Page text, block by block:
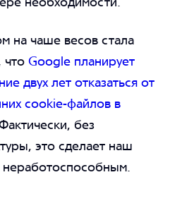
на чаше весов стала
что Google планирует
двух лет отказаться от
cookie-файлов в
Фактически, без
это сделает наш